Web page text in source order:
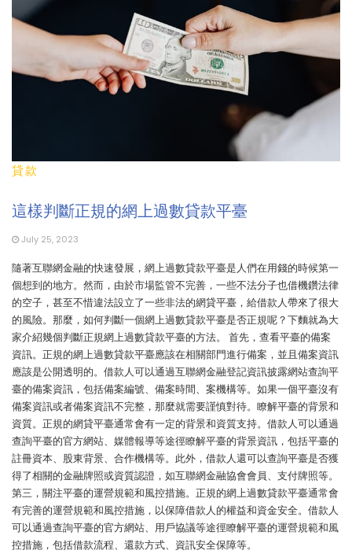
貸款
這樣判斷正規的網上過數貸款平臺
July 25, 2023
隨著互聯網金融的快速發展，網上過數貸款平臺是人們在用錢的時候第一
個想到的地方。然而，由於市場監管不完善，一些不法分子也借機鑽法律
的空子，甚至不惜違法設立了一些非法的網貸平臺，給借款人帶來了很大
的風險。那麼，如何判斷一個網上過數貸款平臺是否正規呢？下麵就為大
家介紹幾個判斷正規網上過數貸款平臺的方法。 首先，查看平臺的備案
資訊。正規的網上過數貸款平臺應該在相關部門進行備案，並且備案資訊
應該是公開透明的。借款人可以通過互聯網金融登記資訊披露網站查詢平
臺的備案資訊，包括備案編號、備案時間、案機構等。如果一個平臺沒有
備案資訊或者備案資訊不完整，那麼就需要謹慎對待。瞭解平臺的背景和
資質。正規的網貸平臺通常會有一定的背景和資質支持。借款人可以通過
查詢平臺的官方網站、媒體報導等途徑瞭解平臺的背景資訊，包括平臺的
註冊資本、股東背景、合作機構等。此外，借款人還可以查詢平臺是否獲
得了相關的金融牌照或資質認證，如互聯網金融協會會員、支付牌照等。
第三，關注平臺的運營規範和風控措施。正規的網上過數貸款平臺通常會
有完善的運營規範和風控措施，以保障借款人的權益和資金安全。借款人
可以通過查詢平臺的官方網站、用戶協議等途徑瞭解平臺的運營規範和風
控措施，包括借款流程、還款方式、資訊安全保障等。